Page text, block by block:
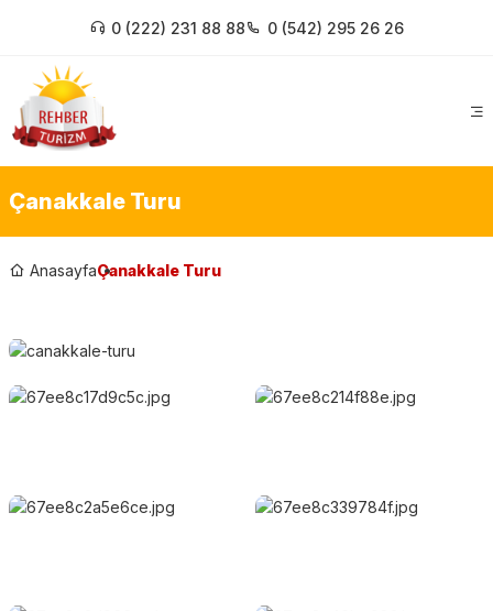
0 (222) 231 88 88 0 (542) 295 26 26
Çanakkale Turu
AnasayfaÇanakkale Turu